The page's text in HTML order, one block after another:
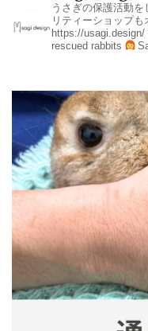
うさぎの保護活動を
リティーショップも
https://usagi.design/
rescued rabbits